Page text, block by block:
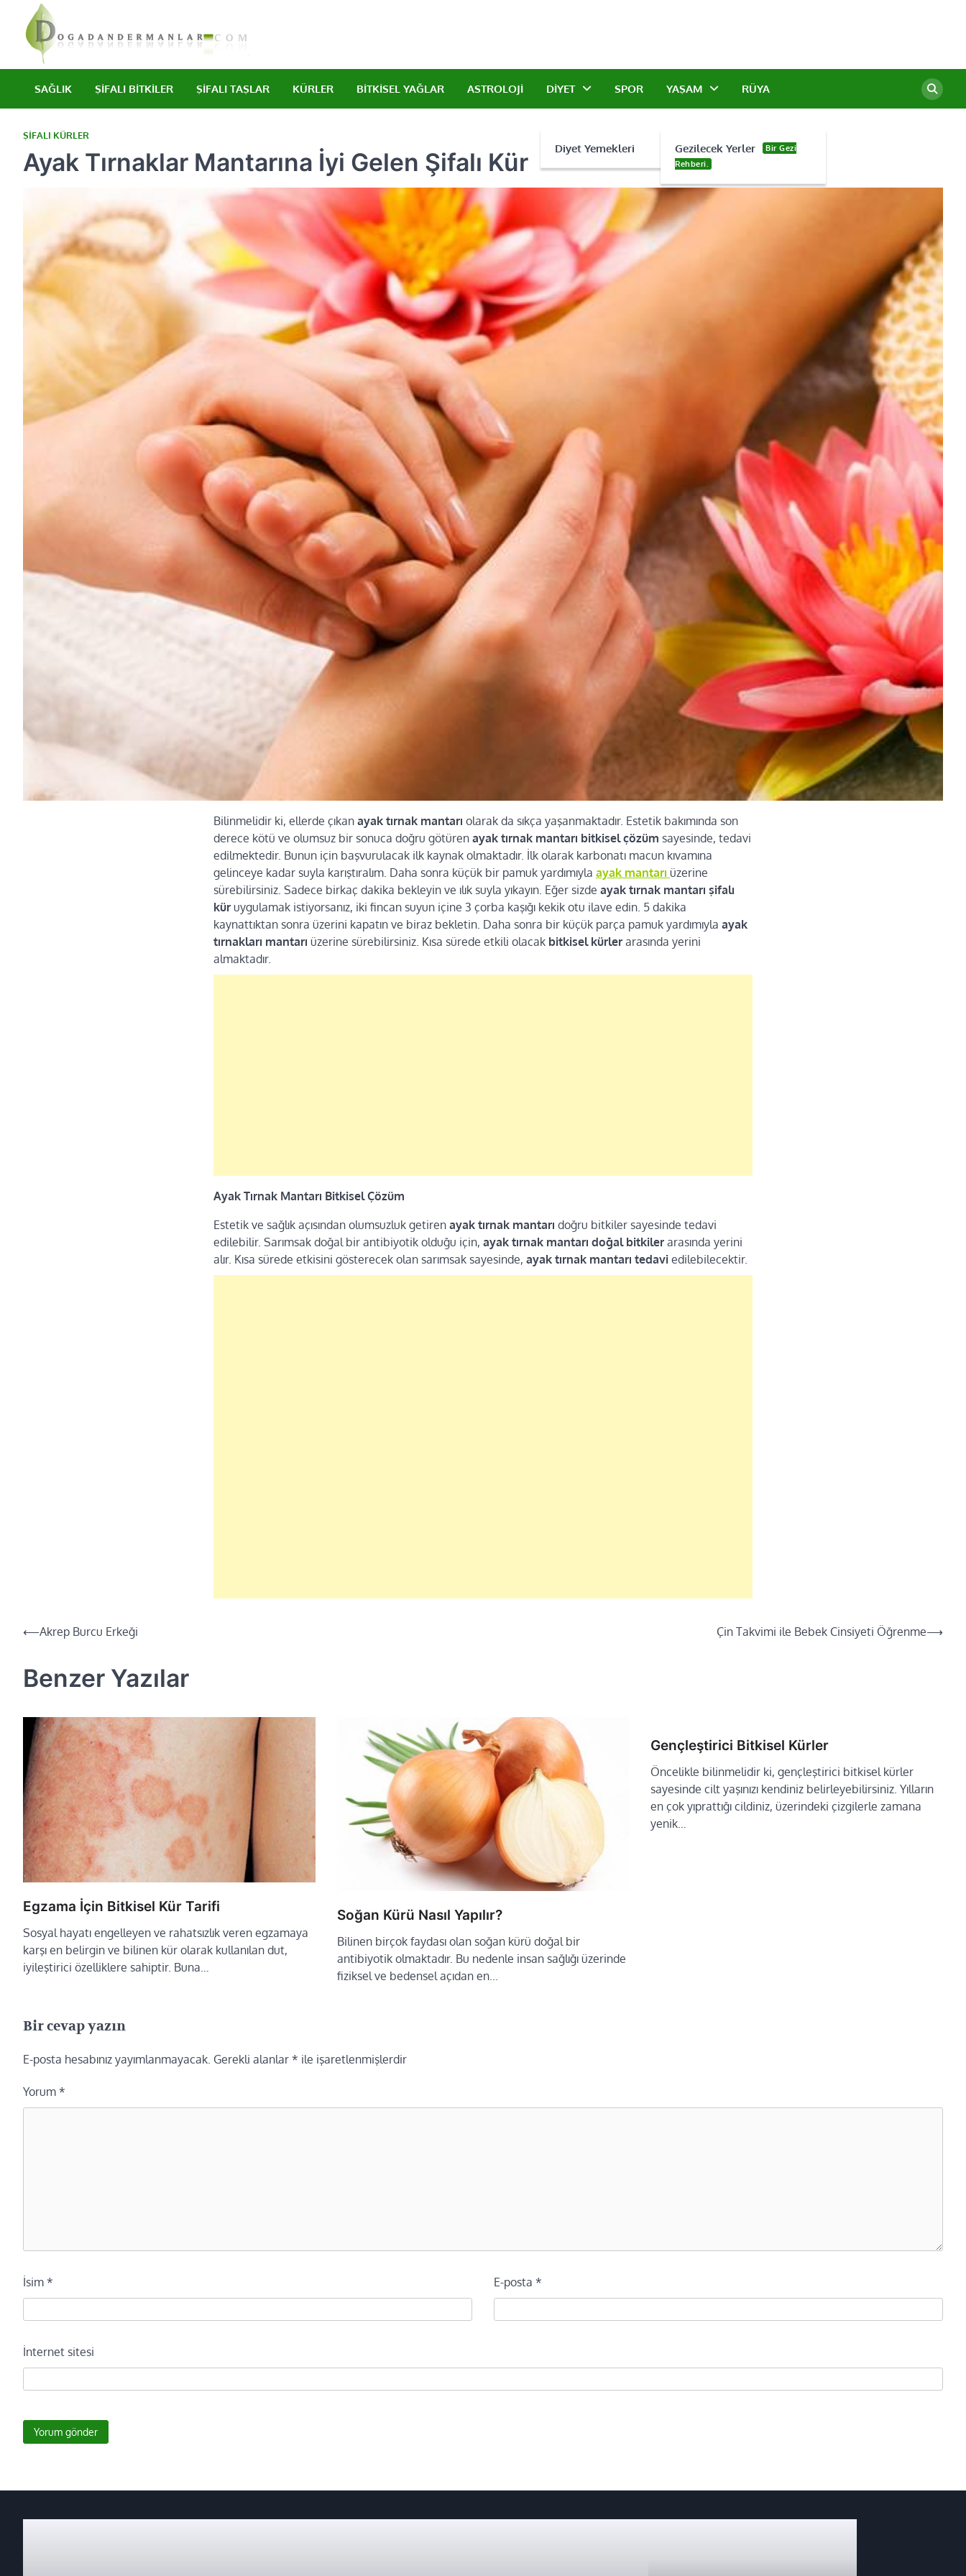
content
SAĞLIK ŞIFALI BITKILER ŞIFALI TAŞLAR KÜRLER BITKISEL YAĞLAR ASTROLOJI DIYET
Diyet Yemekleri
SPOR YAŞAM
Gezilecek Yerler
Bir Gezi
Rehberi.
RÜYA
ŞIFALI KÜRLER
Ayak Tırnaklar Mantarına İyi Gelen Şifalı Kür
Bilinmelidir ki, ellerde çıkan ayak tırnak mantarı olarak da sıkça yaşanmaktadır. Estetik bakımında son
derece kötü ve olumsuz bir sonuca doğru götüren ayak tırnak mantarı bitkisel çözüm sayesinde, tedavi
edilmektedir. Bunun için başvurulacak ilk kaynak olmaktadır. İlk olarak karbonatı macun kıvamına
gelinceye kadar suyla karıştıralım. Daha sonra küçük bir pamuk yardımıyla ayak mantarı üzerine
sürebilirsiniz. Sadece birkaç dakika bekleyin ve ılık suyla yıkayın. Eğer sizde ayak tırnak mantarı şifalı
kür uygulamak istiyorsanız, iki fincan suyun içine 3 çorba kaşığı kekik otu ilave edin. 5 dakika
kaynattıktan sonra üzerini kapatın ve biraz bekletin. Daha sonra bir küçük parça pamuk yardımıyla ayak
tırnakları mantarı üzerine sürebilirsiniz. Kısa sürede etkili olacak bitkisel kürler arasında yerini
almaktadır.
Ayak Tırnak Mantarı Bitkisel Çözüm
Estetik ve sağlık açısından olumsuzluk getiren ayak tırnak mantarı doğru bitkiler sayesinde tedavi
edilebilir. Sarımsak doğal bir antibiyotik olduğu için, ayak tırnak mantarı doğal bitkiler arasında yerini
alır. Kısa sürede etkisini gösterecek olan sarımsak sayesinde, ayak tırnak mantarı tedavi edilebilecektir.
Yazı
⟵Akrep Burcu Erkeği Çin Takvimi ile Bebek Cinsiyeti Öğrenme⟶
Benzer Yazılar
Egzama İçin Bitkisel Kür Tarifi
Sosyal hayatı engelleyen ve rahatsızlık veren egzamaya
karşı en belirgin ve bilinen kür olarak kullanılan dut,
iyileştirici özelliklere sahiptir. Buna…
Soğan Kürü Nasıl Yapılır?
Bilinen birçok faydası olan soğan kürü doğal bir
antibiyotik olmaktadır. Bu nedenle insan sağlığı üzerinde
fiziksel ve bedensel açıdan en…
Gençleştirici Bitkisel Kürler
Öncelikle bilinmelidir ki, gençleştirici bitkisel kürler
sayesinde cilt yaşınızı kendiniz belirleyebilirsiniz. Yılların
en çok yıprattığı cildiniz, üzerindeki çizgilerle zamana
yenik…
Bir cevap yazın
E-posta hesabınız yayımlanmayacak. Gerekli alanlar * ile işaretlenmişlerdir
Yorum *
İsim * E-posta *
İnternet sitesi